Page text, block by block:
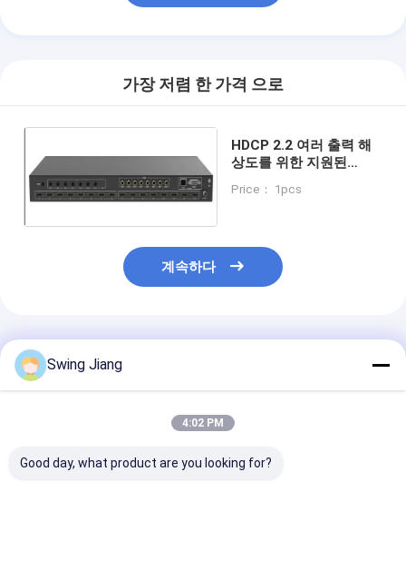
가장 저렴 한 가격 으로
HDCP 2.2 여러 출력 해
상도를 위한 지원된
Price： 1pcs
계속하다
추천된 제품
Swing Jiang
4:02 PM
Good day, what product are you looking for?